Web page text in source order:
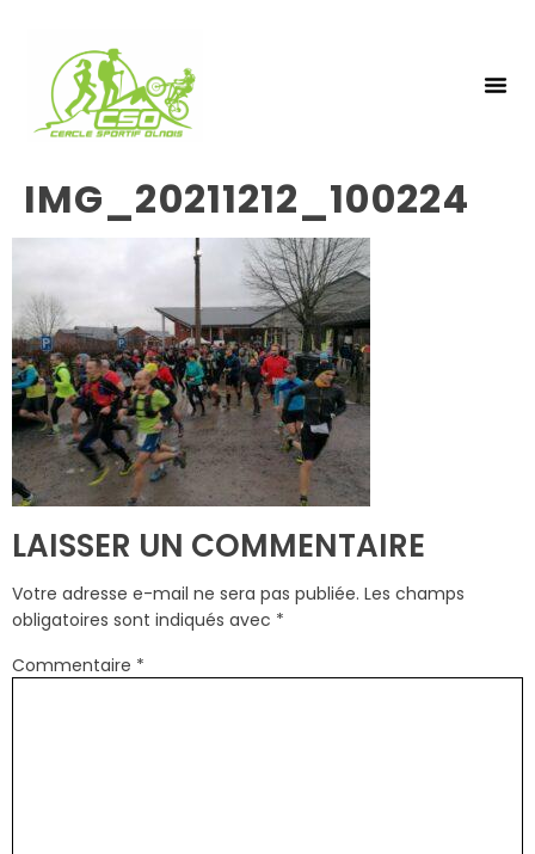
IMG_20211212_100224
LAISSER UN COMMENTAIRE
Votre adresse e-mail ne sera pas publiée. Les champs
obligatoires sont indiqués avec *
Commentaire *